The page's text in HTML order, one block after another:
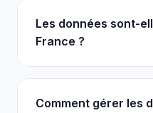
Les données sont-
France ?
Comment gérer les